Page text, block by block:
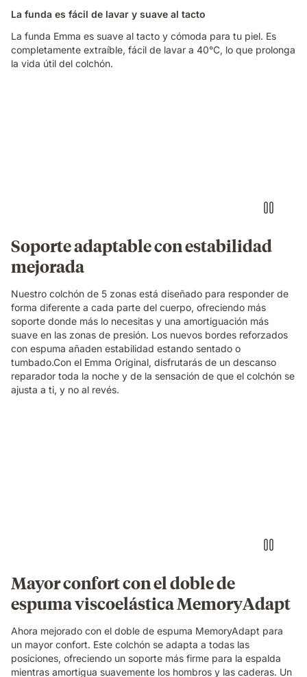
La funda es fácil de lavar y suave al tacto
La funda Emma es suave al tacto y cómoda para tu piel. Es
completamente extraíble, fácil de lavar a 40°C, lo que prolonga
la vida útil del colchón.
Soporte adaptable con estabilidad
mejorada
Nuestro colchón de 5 zonas está diseñado para responder de
forma diferente a cada parte del cuerpo, ofreciendo más
soporte donde más lo necesitas y una amortiguación más
suave en las zonas de presión. Los nuevos bordes reforzados
con espuma añaden estabilidad estando sentado o
tumbado.Con el Emma Original, disfrutarás de un descanso
reparador toda la noche y de la sensación de que el colchón se
ajusta a ti, y no al revés.
Original
mattress
in
a
cosy
bedroom.
Mayor confort con el doble de
espuma viscoelástica MemoryAdapt
Ahora mejorado con el doble de espuma MemoryAdapt para
un mayor confort. Este colchón se adapta a todas las
posiciones, ofreciendo un soporte más firme para la espalda
mientras amortigua suavemente los hombros y las caderas. Un